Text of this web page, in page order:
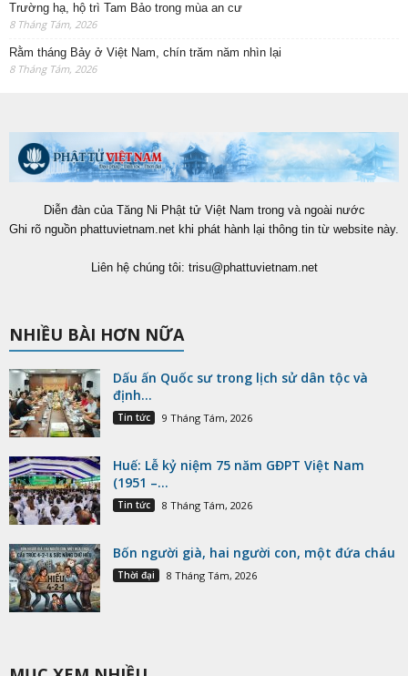
Trường hạ, hộ trì Tam Bảo trong mùa an cư
8 Tháng Tám, 2026
Rằm tháng Bảy ở Việt Nam, chín trăm năm nhìn lại
8 Tháng Tám, 2026
Diễn đàn của Tăng Ni Phật tử Việt Nam trong và ngoài nước
Ghi rõ nguồn phattuvietnam.net khi phát hành lại thông tin từ website này.
Liên hệ chúng tôi: trisu@phattuvietnam.net
NHIỀU BÀI HƠN NỮA
Dấu ấn Quốc sư trong lịch sử dân tộc và
định...
Tin tức 9 Tháng Tám, 2026
Huế: Lễ kỷ niệm 75 năm GĐPT Việt Nam
(1951 –...
Tin tức 8 Tháng Tám, 2026
Bốn người già, hai người con, một đứa cháu
Thời đại 8 Tháng Tám, 2026